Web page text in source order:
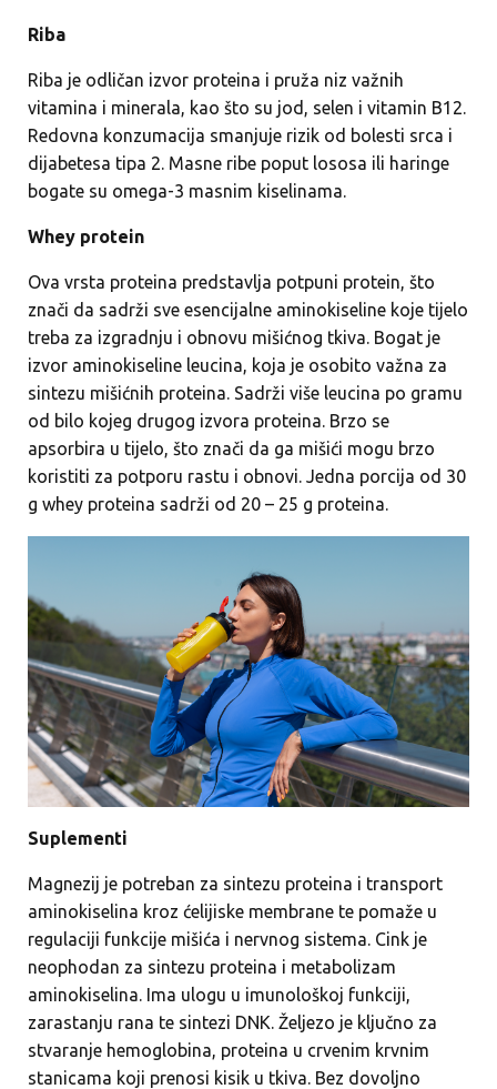
Riba
Riba je odličan izvor proteina i pruža niz važnih
vitamina i minerala, kao što su jod, selen i vitamin B12.
Redovna konzumacija smanjuje rizik od bolesti srca i
dijabetesa tipa 2. Masne ribe poput lososa ili haringe
bogate su omega-3 masnim kiselinama.
Whey protein
Ova vrsta proteina predstavlja potpuni protein, što
znači da sadrži sve esencijalne aminokiseline koje tijelo
treba za izgradnju i obnovu mišićnog tkiva. Bogat je
izvor aminokiseline leucina, koja je osobito važna za
sintezu mišićnih proteina. Sadrži više leucina po gramu
od bilo kojeg drugog izvora proteina. Brzo se
apsorbira u tijelo, što znači da ga mišići mogu brzo
koristiti za potporu rastu i obnovi. Jedna porcija od 30
g whey proteina sadrži od 20 – 25 g proteina.
Suplementi
Magnezij je potreban za sintezu proteina i transport
aminokiselina kroz ćelijiske membrane te pomaže u
regulaciji funkcije mišića i nervnog sistema. Cink je
neophodan za sintezu proteina i metabolizam
aminokiselina. Ima ulogu u imunološkoj funkciji,
zarastanju rana te sintezi DNK. Željezo je ključno za
stvaranje hemoglobina, proteina u crvenim krvnim
stanicama koji prenosi kisik u tkiva. Bez dovoljno